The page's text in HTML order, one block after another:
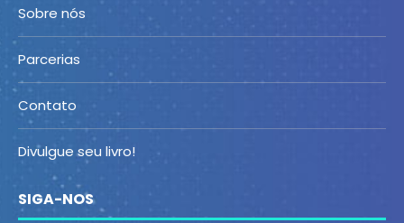
Sobre nós
Parcerias
Contato
Divulgue seu livro!
SIGA-NOS